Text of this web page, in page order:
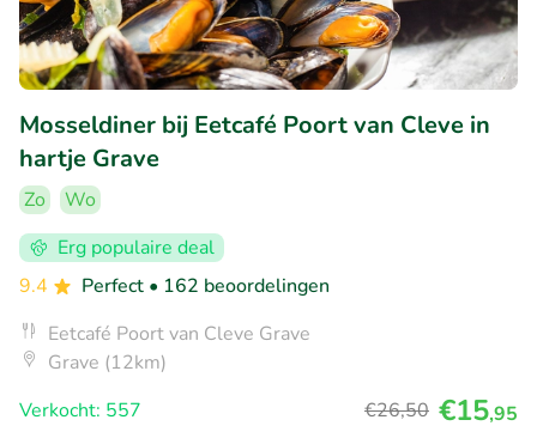
Mosseldiner bij Eetcafé Poort van Cleve in
hartje Grave
Zo
Wo
Erg populaire deal
9.4
Perfect • 162 beoordelingen
Eetcafé Poort van Cleve Grave
Grave (12km)
Verkocht: 557
€26,50 €15,95